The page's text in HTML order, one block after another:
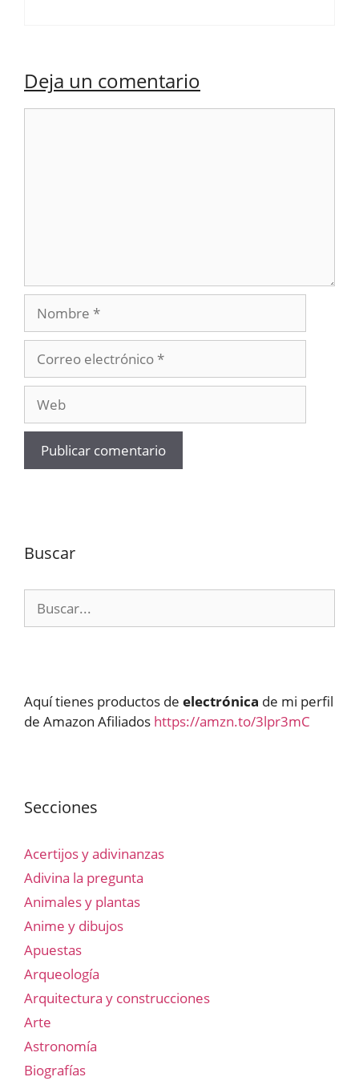
Deja un comentario
Nombre
electrónico
Buscar
Aquí tienes productos de electrónica de mi perfil
de Amazon Afiliados https://amzn.to/3lpr3mC
Secciones
Acertijos y adivinanzas
Adivina la pregunta
Animales y plantas
Anime y dibujos
Apuestas
Arqueología
Arquitectura y construcciones
Arte
Astronomía
Biografías